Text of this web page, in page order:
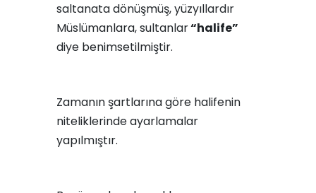
saltanata dönüşmüş, yüzyıllardır
Müslümanlara, sultanlar“halife”
diye benimsetilmiştir.
Zamanın şartlarına göre halifenin
niteliklerinde ayarlamalar
yapılmıştır.